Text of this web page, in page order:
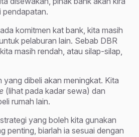
pendapatan.
komitmen kat bank, kita masih
pelaburan lain. Sebab DBR
masih rendah, atau silap-silap,
yang dibeli akan meningkat. Kita
(lihat pada kadar sewa) dan
rumah lain.
yang boleh kita gunakan
penting, biarlah ia sesuai dengan